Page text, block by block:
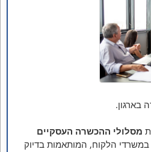
בארגון.
מסלולי ההכשרה העסקיים
הלקוח, המותאמות בדיוק